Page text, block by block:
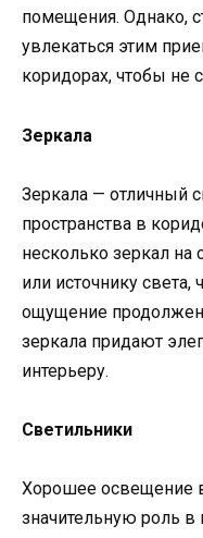
помещения. Однако,
увлекаться этим
коридорах, чтобы не
Зеркала
Зеркала — отличный
пространства в
несколько зеркал
или источнику света,
ощущение
зеркала придают
интерьеру.
Светильники
Хорошее освещение
значительную роль